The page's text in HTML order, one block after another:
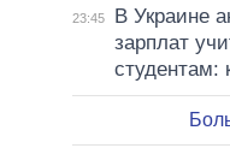
23:45
В Украине
зарплат
студентам: